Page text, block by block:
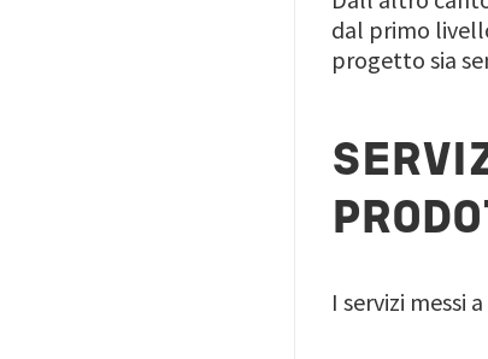
dal primo
progetto sia
I servizi messi